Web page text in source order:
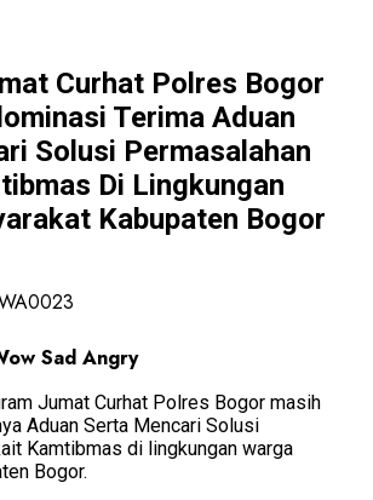
Curhat Polres Bogor
Terima Aduan
Solusi Permasalahan
Di Lingkungan
Kabupaten Bogor
Sad Angry
Jumat Curhat Polres Bogor masih
Aduan Serta Mencari Solusi
Kamtibmas di lingkungan warga
Bogor.